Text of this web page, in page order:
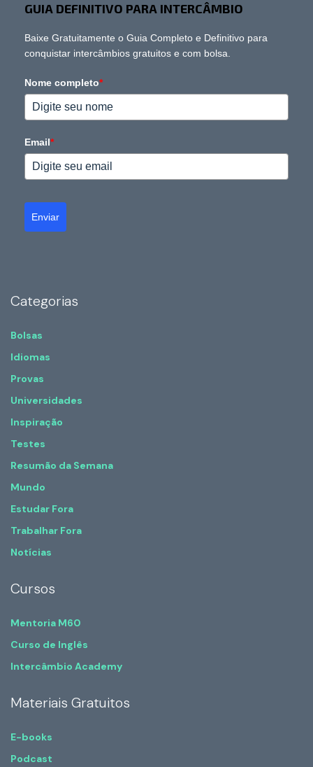
GUIA DEFINITIVO PARA INTERCÂMBIO
Baixe Gratuitamente o Guia Completo e Definitivo para
conquistar intercâmbios gratuitos e com bolsa.
Nome completo*
Email*
Enviar
Categorias
Bolsas
Idiomas
Provas
Universidades
Inspiração
Testes
Resumão da Semana
Mundo
Estudar Fora
Trabalhar Fora
Notícias
Cursos
Mentoria M60
Curso de Inglês
Intercâmbio Academy
Materiais Gratuitos
E-books
Podcast